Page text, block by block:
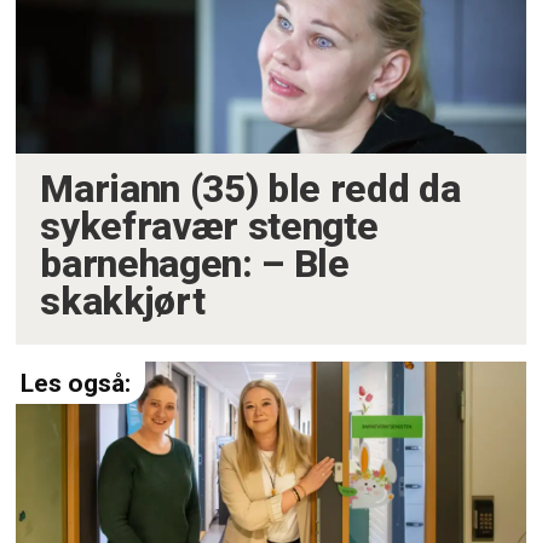
Mariann (35) ble redd da
sykefravær stengte
barnehagen: – Ble
skakkjørt